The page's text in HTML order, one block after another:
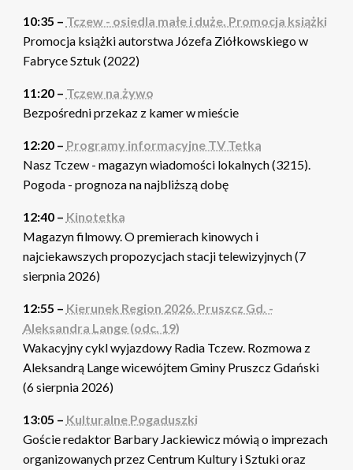
10:35 – Tczew - osiedla małe i duże. Promocja książki
Promocja książki autorstwa Józefa Ziółkowskiego w
Fabryce Sztuk (2022)
11:20 – Tczew na żywo
Bezpośredni przekaz z kamer w mieście
12:20 – Programy informacyjne TV Tetka
Nasz Tczew - magazyn wiadomości lokalnych (3215).
Pogoda - prognoza na najbliższą dobę
12:40 – Kinotetka
Magazyn filmowy. O premierach kinowych i
najciekawszych propozycjach stacji telewizyjnych (7
sierpnia 2026)
12:55 – Kierunek Region 2026. Pruszcz Gd. -
Aleksandra Lange (odc. 19)
Wakacyjny cykl wyjazdowy Radia Tczew. Rozmowa z
Aleksandrą Lange wicewójtem Gminy Pruszcz Gdański
(6 sierpnia 2026)
13:05 – Kulturalne Pogaduszki
Goście redaktor Barbary Jackiewicz mówią o imprezach
organizowanych przez Centrum Kultury i Sztuki oraz